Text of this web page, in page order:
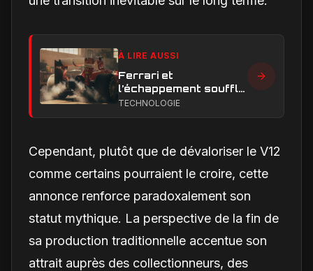
À LIRE AUSSI
Ferrari et
l’échappement soufflé
en Formule 1 : le
TECHNOLOGIE
Cependant, plutôt que de dévaloriser le V12
comme certains pourraient le croire, cette
annonce renforce paradoxalement son
statut mythique. La perspective de la fin de
sa production traditionnelle accentue son
attrait auprès des collectionneurs, des